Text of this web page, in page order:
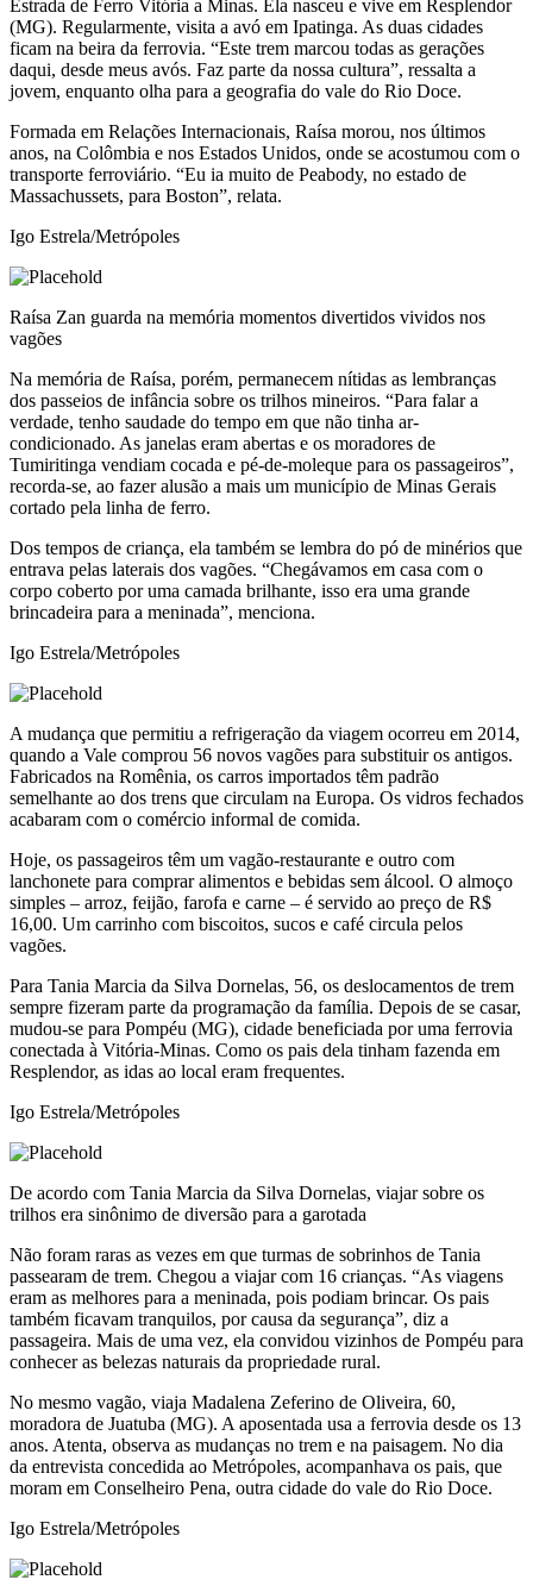
Estrada de Ferro Vitória a Minas. Ela nasceu e vive em Resplendor
(MG). Regularmente, visita a avó em Ipatinga. As duas cidades
ficam na beira da ferrovia. “Este trem marcou todas as gerações
daqui, desde meus avós. Faz parte da nossa cultura”, ressalta a
jovem, enquanto olha para a geografia do vale do Rio Doce.
Formada em Relações Internacionais, Raísa morou, nos últimos
anos, na Colômbia e nos Estados Unidos, onde se acostumou com o
transporte ferroviário. “Eu ia muito de Peabody, no estado de
Massachussets, para Boston”, relata.
Igo Estrela/Metrópoles
Raísa Zan guarda na memória momentos divertidos vividos nos
vagões
Na memória de Raísa, porém, permanecem nítidas as lembranças
dos passeios de infância sobre os trilhos mineiros. “Para falar a
verdade, tenho saudade do tempo em que não tinha ar-
condicionado. As janelas eram abertas e os moradores de
Tumiritinga vendiam cocada e pé-de-moleque para os passageiros”,
recorda-se, ao fazer alusão a mais um município de Minas Gerais
cortado pela linha de ferro.
Dos tempos de criança, ela também se lembra do pó de minérios que
entrava pelas laterais dos vagões. “Chegávamos em casa com o
corpo coberto por uma camada brilhante, isso era uma grande
brincadeira para a meninada”, menciona.
Igo Estrela/Metrópoles
A mudança que permitiu a refrigeração da viagem ocorreu em 2014,
quando a Vale comprou 56 novos vagões para substituir os antigos.
Fabricados na Romênia, os carros importados têm padrão
semelhante ao dos trens que circulam na Europa. Os vidros fechados
acabaram com o comércio informal de comida.
Hoje, os passageiros têm um vagão-restaurante e outro com
lanchonete para comprar alimentos e bebidas sem álcool. O almoço
simples – arroz, feijão, farofa e carne – é servido ao preço de R$
16,00. Um carrinho com biscoitos, sucos e café circula pelos
vagões.
Para Tania Marcia da Silva Dornelas, 56, os deslocamentos de trem
sempre fizeram parte da programação da família. Depois de se casar,
mudou-se para Pompéu (MG), cidade beneficiada por uma ferrovia
conectada à Vitória-Minas. Como os pais dela tinham fazenda em
Resplendor, as idas ao local eram frequentes.
Igo Estrela/Metrópoles
De acordo com Tania Marcia da Silva Dornelas, viajar sobre os
trilhos era sinônimo de diversão para a garotada
Não foram raras as vezes em que turmas de sobrinhos de Tania
passearam de trem. Chegou a viajar com 16 crianças. “As viagens
eram as melhores para a meninada, pois podiam brincar. Os pais
também ficavam tranquilos, por causa da segurança”, diz a
passageira. Mais de uma vez, ela convidou vizinhos de Pompéu para
conhecer as belezas naturais da propriedade rural.
No mesmo vagão, viaja Madalena Zeferino de Oliveira, 60,
moradora de Juatuba (MG). A aposentada usa a ferrovia desde os 13
anos. Atenta, observa as mudanças no trem e na paisagem. No dia
da entrevista concedida ao Metrópoles, acompanhava os pais, que
moram em Conselheiro Pena, outra cidade do vale do Rio Doce.
Igo Estrela/Metrópoles